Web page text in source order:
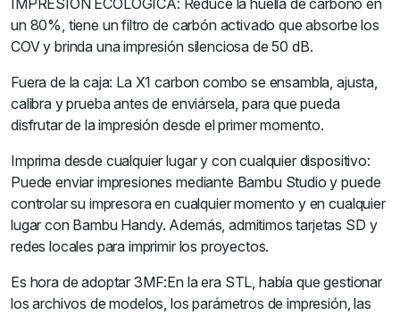
IMPRESIÓN ECOLÓGICA: Reduce la huella de carbono en
un 80%, tiene un filtro de carbón activado que absorbe los
COV y brinda una impresión silenciosa de 50 dB.
Fuera de la caja: La X1 carbon combo se ensambla, ajusta,
calibra y prueba antes de enviársela, para que pueda
disfrutar de la impresión desde el primer momento.
Imprima desde cualquier lugar y con cualquier dispositivo:
Puede enviar impresiones mediante Bambu Studio y puede
controlar su impresora en cualquier momento y en cualquier
lugar con Bambu Handy. Además, admitimos tarjetas SD y
redes locales para imprimir los proyectos.
Es hora de adoptar 3MF:En la era STL, había que gestionar
los archivos de modelos, los parámetros de impresión, las